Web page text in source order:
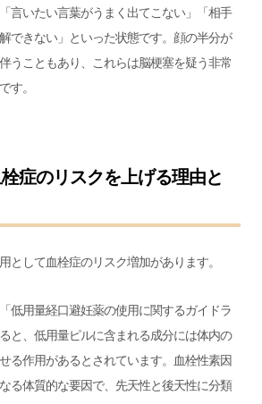
言いたい言葉がうまく出てこない」「相手
できない」といった状態です。顔の半分が
うこともあり、これらは脳梗塞を疑う非常
す。
症のリスクを上げる理由と
として血栓症のリスク増加があります。
低用量経口避妊薬の使用に関するガイドラ
ると、低用量ピルに含まれる成分には体内の
る作用があるとされています。血栓性素因
る体質的な要因で、先天性と後天性に分類